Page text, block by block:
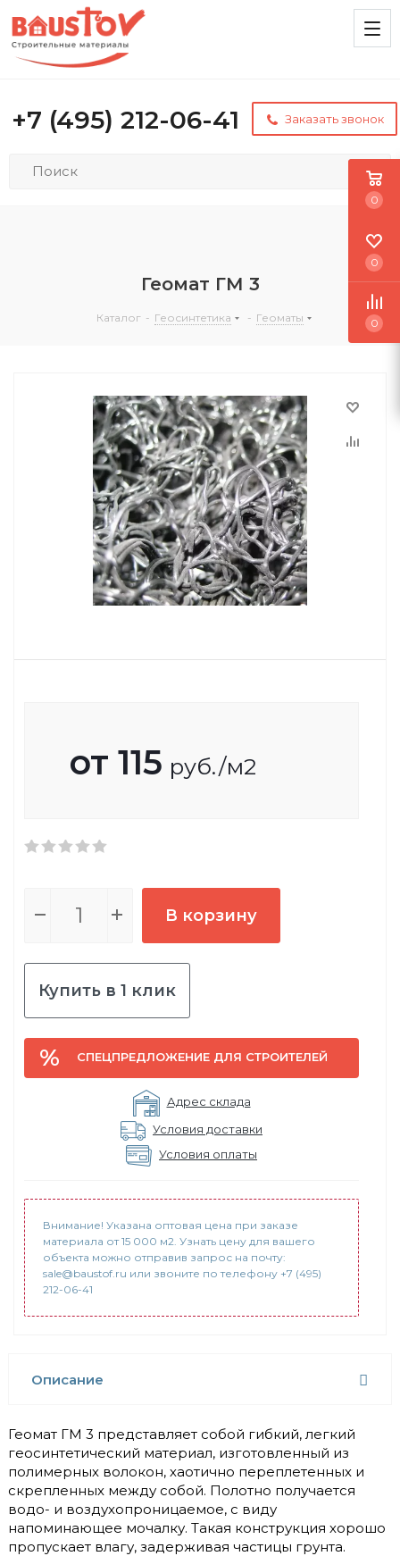
+7 (495) 212-06-41 Заказать звонок
Геомат ГМ 3
Каталог - Геосинтетика - Геоматы
от 115 руб./м2
В корзину
Купить в 1 клик
СПЕЦПРЕДЛОЖЕНИЕ ДЛЯ СТРОИТЕЛЕЙ
Адрес склада
Условия доставки
Условия оплаты
Внимание! Указана оптовая цена при заказе
материала от 15 000 м2. Узнать цену для вашего
объекта можно отправив запрос на почту:
sale@baustof.ru или звоните по телефону +7 (495)
212-06-41
Описание
Геомат ГМ 3 представляет собой гибкий, легкий
геосинтетический материал, изготовленный из
полимерных волокон, хаотично переплетенных и
скрепленных между собой. Полотно получается
водо- и воздухопроницаемое, с виду
напоминающее мочалку. Такая конструкция хорошо
пропускает влагу, задерживая частицы грунта.
0
0
0